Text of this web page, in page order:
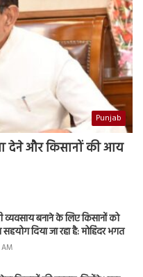
Punjab
देने और किसानों की आय
व्यवसाय बनाने के लिए किसानों को
दिया जा रहा है: मोहिंदर भगत
AM